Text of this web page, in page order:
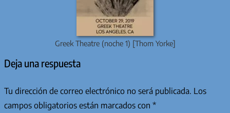
Greek Theatre (noche 1) [Thom Yorke]
Deja una respuesta
Tu dirección de correo electrónico no será publicada. Los
campos obligatorios están marcados con *